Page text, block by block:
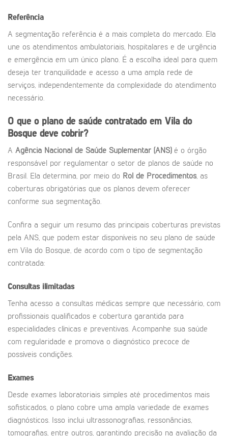
Referência
A segmentação referência é a mais completa do mercado. Ela
une os atendimentos ambulatoriais, hospitalares e de urgência
e emergência em um único plano. É a escolha ideal para quem
deseja ter tranquilidade e acesso a uma ampla rede de
serviços, independentemente da complexidade do atendimento
necessário.
O que o plano de saúde contratado em Vila do
Bosque deve cobrir?
A Agência Nacional de Saúde Suplementar (ANS)é o órgão
responsável por regulamentar o setor de planos de saúde no
Brasil. Ela determina, por meio do Rol de Procedimentos, as
coberturas obrigatórias que os planos devem oferecer
conforme sua segmentação.
Confira a seguir um resumo das principais coberturas previstas
pela ANS, que podem estar disponíveis no seu plano de saúde
em Vila do Bosque, de acordo com o tipo de segmentação
contratada:
Consultas ilimitadas
Tenha acesso a consultas médicas sempre que necessário, com
profissionais qualificados e cobertura garantida para
especialidades clínicas e preventivas. Acompanhe sua saúde
com regularidade e promova o diagnóstico precoce de
possíveis condições.
Exames
Desde exames laboratoriais simples até procedimentos mais
sofisticados, o plano cobre uma ampla variedade de exames
diagnósticos. Isso inclui ultrassonografias, ressonâncias,
tomografias, entre outros, garantindo precisão na avaliação da